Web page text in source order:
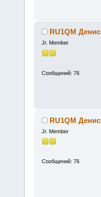
RU1QM Денис
Jr. Member
Сообщений: 76
RU1QM Денис
Jr. Member
Сообщений: 76